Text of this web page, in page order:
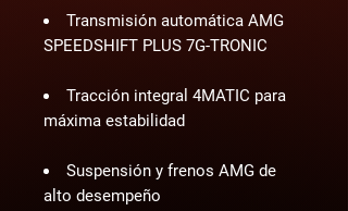
Transmisión automática AMG
SPEEDSHIFT PLUS 7G-TRONIC
Tracción integral 4MATIC para
máxima estabilidad
Suspensión y frenos AMG de
alto desempeño